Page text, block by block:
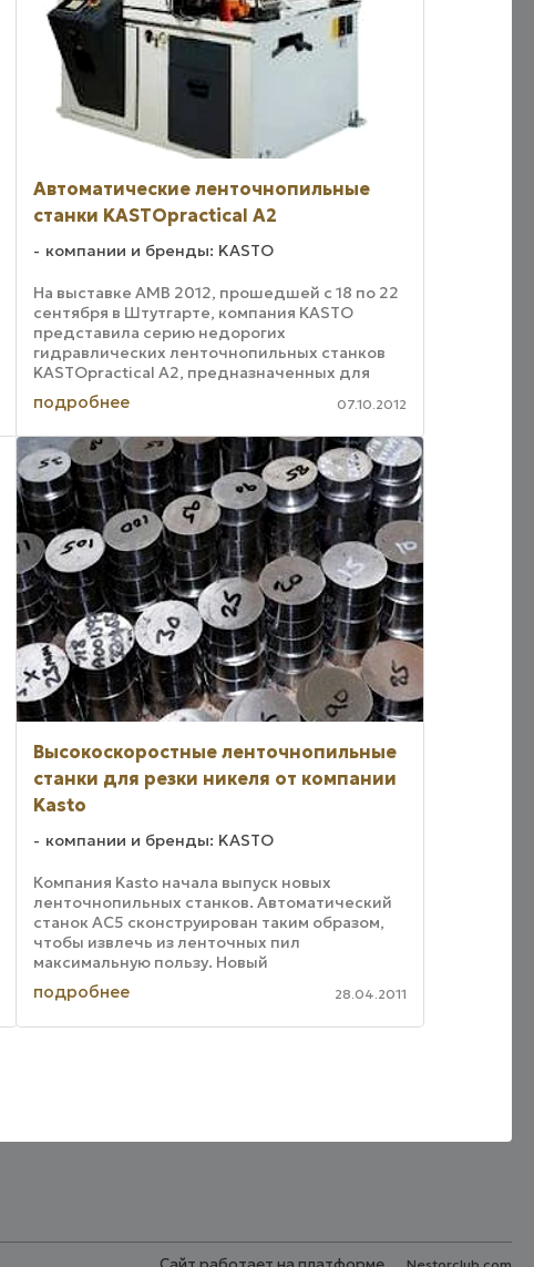
Автоматические ленточнопильные
станки KASTOpractical A2
компании и бренды: KASTO
На выставке AMB 2012, прошедшей с 18 по 22
сентября в Штутгарте, компания KASTO
представила серию недорогих
гидравлических ленточнопильных станков
KASTOpractical A2, предназначенных для
резки на мерные длины и отрезки под углом.
Новая серия ...
подробнее 07.10.2012
Высокоскоростные ленточнопильные
станки для резки никеля от компании
Kasto
компании и бренды: KASTO
Компания Kasto начала выпуск новых
ленточнопильных станков. Автоматический
станок AC5 сконструирован таким образом,
чтобы извлечь из ленточных пил
максимальную пользу. Новый
ленточнопильный станок имеет сложный
корпус, отлитый из стали, который ...
подробнее 28.04.2011